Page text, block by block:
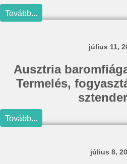
Tovább...
július 11,
Ausztria
Termelés,
Tovább...
július 8,